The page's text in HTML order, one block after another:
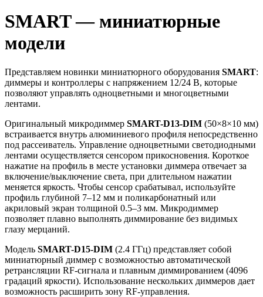
SMART — миниатюрные
модели
Представляем новинки миниатюрного оборудования SMART:
диммеры и контроллеры с напряжением 12/24 В, которые
позволяют управлять одноцветными и многоцветными
лентами.
Оригинальный микродиммер SMART-D13-DIM (50×8×10 мм)
встраивается внутрь алюминиевого профиля непосредственно
под рассеиватель. Управление одноцветными светодиодными
лентами осуществляется сенсором прикосновения. Короткое
нажатие на профиль в месте установки диммера отвечает за
включение/выключение света, при длительном нажатии
меняется яркость. Чтобы сенсор срабатывал, используйте
профиль глубиной 7–12 мм и поликарбонатный или
акриловый экран толщиной 0.5–3 мм. Микродиммер
позволяет плавно выполнять диммирование без видимых
глазу мерцаний.
Модель SMART-D15-DIM (2.4 ГГц) представляет собой
миниатюрный диммер с возможностью автоматической
ретрансляции RF-сигнала и плавным диммированием (4096
градаций яркости). Использование нескольких диммеров дает
возможность расширить зону RF-управления.